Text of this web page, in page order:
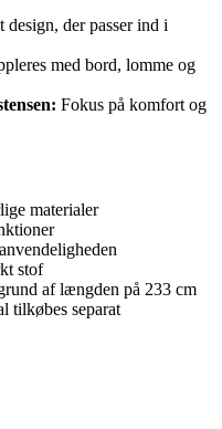
design, der passer ind i
med bord, lomme og
Fokus på komfort og
materialer
stof
af længden på 233 cm
tilkøbes separat